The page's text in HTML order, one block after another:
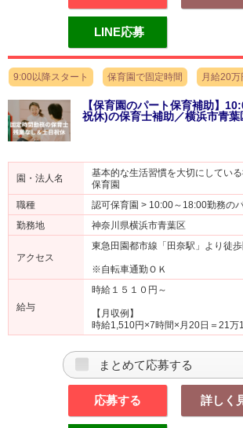
LINE応募
9:00以降スタート 保育園で固定時間 月給20
【保育園のパート保育補助】
祝休)の保育士補助／横浜市青葉
園・法人名
基本的な生活習慣を大切にしてい
保育園
職種
認可保育園 > 10:00～18:00勤務の
勤務地
神奈川県横浜市青葉区
アクセス
東急田園都市線「田奈駅」より徒
※自転車通勤ＯＫ
給与
時給１５１０円～
【月収例】
時給1,510円×7時間×月20日＝21万
まとめて応募する
応募する 詳しく